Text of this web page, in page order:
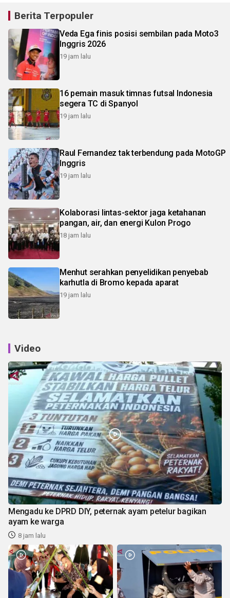
Berita Terpopuler
Veda Ega finis posisi sembilan pada Moto3
Inggris 2026
19 jam lalu
16 pemain masuk timnas futsal Indonesia
segera TC di Spanyol
19 jam lalu
Raul Fernandez tak terbendung pada MotoGP
Inggris
19 jam lalu
Kolaborasi lintas-sektor jaga ketahanan
pangan, air, dan energi Kulon Progo
18 jam lalu
Menhut serahkan penyelidikan penyebab
karhutla di Bromo kepada aparat
19 jam lalu
Video
Mengadu ke DPRD DIY, peternak ayam petelur bagikan
ayam ke warga
8 jam lalu